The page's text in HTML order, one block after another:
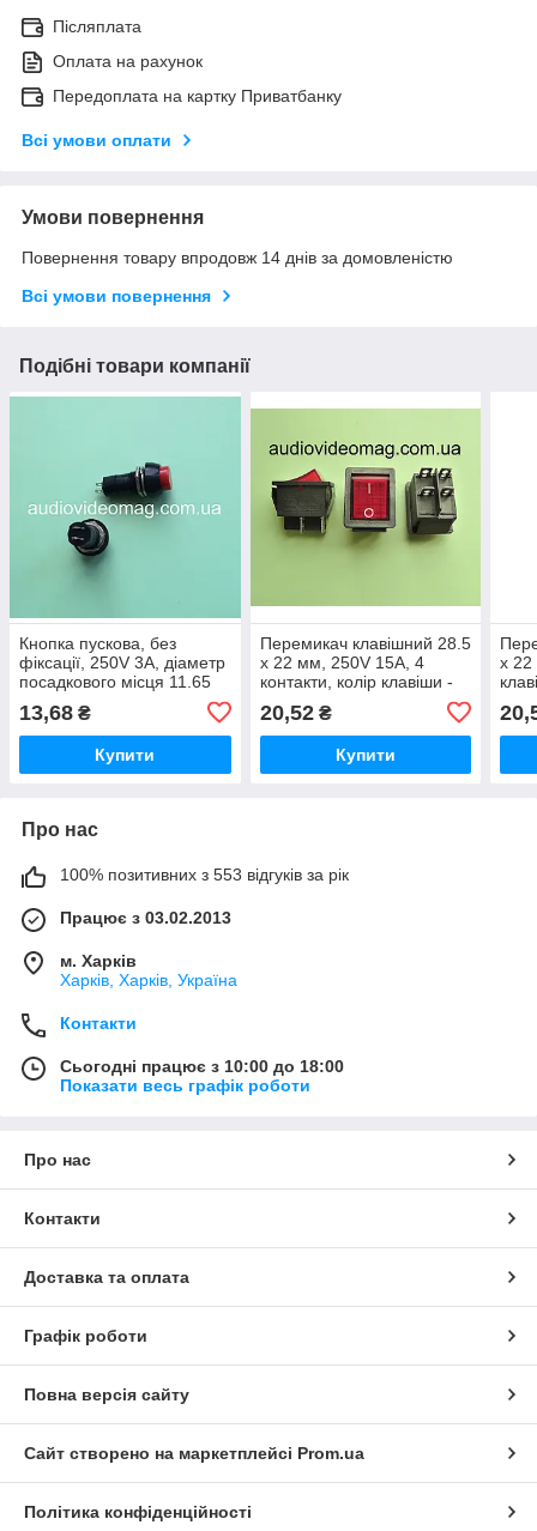
Післяплата
Оплата на рахунок
Передоплата на картку Приватбанку
Всі умови оплати
Умови повернення
Повернення товару впродовж 14 днів за домовленістю
Всі умови повернення
Подібні товари компанії
Кнопка пускова, без
фіксації, 250V 3A, діаметр
посадкового місця 11.65
13,68 ₴
Купити
Перемикач клавішний 28.5
х 22 мм, 250V 15А, 4
контакти, колір клавіши -
20,52₴
Купити
х 22
Про нас
100% позитивних з 553 відгуків за рік
Працює з 03.02.2013
м. Харків
Харків, Харків, Україна
Контакти
Сьогодні працює з 10:00 до 18:00
Показати весь графік роботи
Про нас
Контакти
Доставка та оплата
Графік роботи
Повна версія сайту
Сайт створено на маркетплейсі Prom.ua
Політика конфіденційності